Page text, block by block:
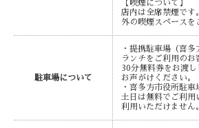
【喫煙について】
店内は全席禁煙です
外の喫煙スペースを
駐車場について
・提携駐車場（喜多
ランチをご利用のお
30分無料券をお渡
お声がけください。
・喜多方市役所駐車
土日は無料でご利用
利用いただけません。